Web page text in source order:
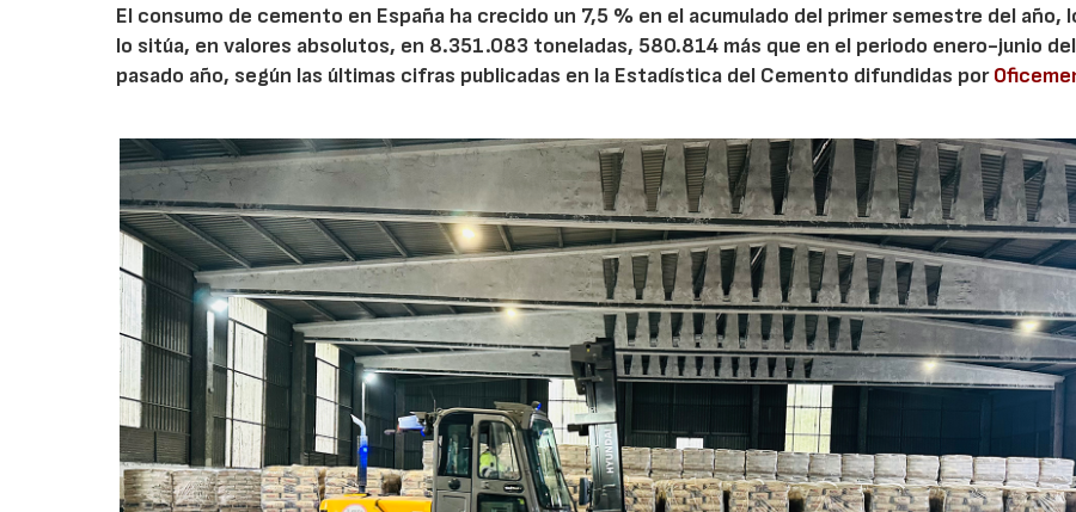
El consumo de cemento en España ha crecido un 7,5 % en el acumulado del primer semestre del año,
lo sitúa, en valores absolutos, en 8.351.083 toneladas, 580.814 más que en el periodo enero-junio del
pasado año, según las últimas cifras publicadas en la Estadística del Cemento difundidas por